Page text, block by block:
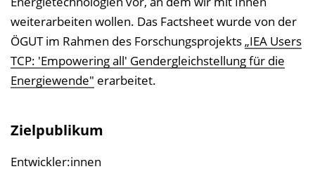
weiterarbeiten wollen. Das Factsheet wurde von der
ÖGUT im Rahmen des Forschungsprojekts„IEA Users
TCP: 'Empowering all' Gendergleichstellung für die
Energiewende" erarbeitet.
Zielpublikum
Entwickler:innen